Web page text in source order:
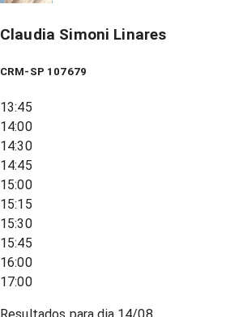
Claudia Simoni Linares
CRM-SP 107679
13:45
14:00
14:30
14:45
15:00
15:15
15:30
15:45
16:00
17:00
Resultados para dia 14/08